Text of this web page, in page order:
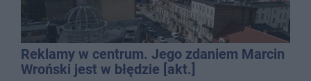
Reklamy w centrum. Jego zdaniem Marcin
Wroński jest w błędzie [akt.]